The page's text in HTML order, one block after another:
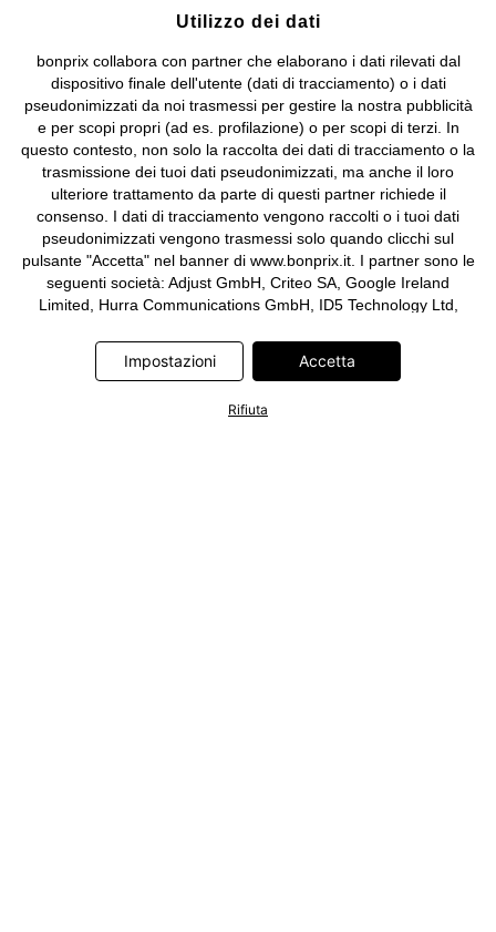
Utilizzo dei dati
bonprix collabora con partner che elaborano i dati rilevati dal
dispositivo finale dell'utente (dati di tracciamento) o i dati
pseudonimizzati da noi trasmessi per gestire la nostra pubblicità
e per scopi propri (ad es. profilazione) o per scopi di terzi. In
questo contesto, non solo la raccolta dei dati di tracciamento o la
trasmissione dei tuoi dati pseudonimizzati, ma anche il loro
ulteriore trattamento da parte di questi partner richiede il
consenso. I dati di tracciamento vengono raccolti o i tuoi dati
pseudonimizzati vengono trasmessi solo quando clicchi sul
pulsante "Accetta" nel banner di www.bonprix.it. I partner sono le
seguenti società: Adjust GmbH, Criteo SA, Google Ireland
Limited, Hurra Communications GmbH, ID5 Technology Ltd,
Limited, Pinterest Europe Limited, RTB-House GmbH, TikTok
Information Technologies UK Limited. Ulteriori informazioni sul
informativa privacy e cookie
Impostazioni Accetta
Rifiuta